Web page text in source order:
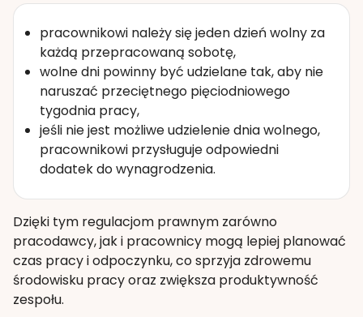
pracownikowi należy się jeden dzień wolny za
każdą przepracowaną sobotę,
wolne dni powinny być udzielane tak, aby nie
naruszać przeciętnego pięciodniowego
tygodnia pracy,
jeśli nie jest możliwe udzielenie dnia wolnego,
pracownikowi przysługuje odpowiedni
dodatek do wynagrodzenia.
Dzięki tym regulacjom prawnym zarówno
pracodawcy, jak i pracownicy mogą lepiej planować
czas pracy i odpoczynku, co sprzyja zdrowemu
środowisku pracy oraz zwiększa produktywność
zespołu.